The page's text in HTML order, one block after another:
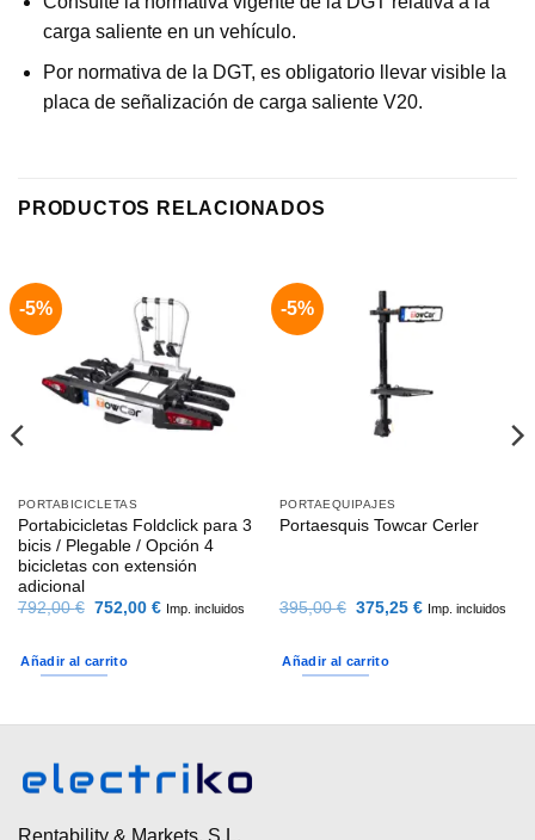
carga saliente en un vehículo.
Por normativa de la DGT, es obligatorio llevar visible la
placa de señalización de carga saliente V20.
PRODUCTOS RELACIONADOS
-5%
PORTABICICLETAS
Portabicicletas Foldclick para 3
bicis / Plegable / Opción 4
bicicletas con extensión
adicional
792,00€ El
era:
792,00 €.
752,00 €ElImp. incluidos
Añadir al carrito
-5%
PORTAEQUIPAJES
Portaesquis Towcar Cerler
395,00€ El
era:
395,00 €.
375,25 €ElImp. incluidos
Añadir al carrito
Rentability & Markets, S.L.